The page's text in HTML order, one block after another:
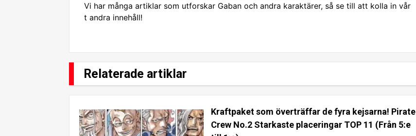
Vi har många artiklar som utforskar Gaban och andra karaktärer, så se till att kolla in vår
t andra innehåll!
Relaterade artiklar
Kraftpaket som överträffar de fyra kejsarna! Pirate
Crew No.2 Starkaste placeringar TOP 11 (Från 5:e